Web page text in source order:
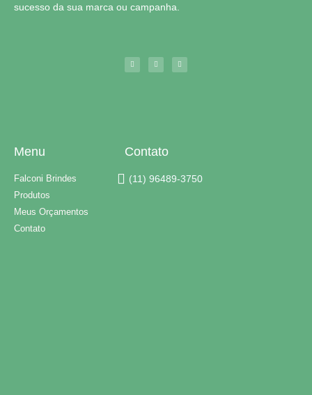
sucesso da sua marca ou campanha.
Menu
Falconi Brindes
Produtos
Meus Orçamentos
Contato
Contato
(11) 96489-3750